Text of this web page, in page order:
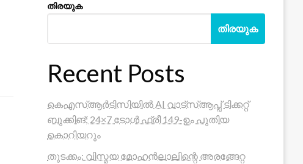
തിരയുക
തിരയുക
Recent Posts
കെഎസ്ആർടിസിയിൽ AI വാട്സ്ആപ്പ് ടിക്കറ്റ്
ബുക്കിങ്; 24×7 ടോൾ ഫ്രീ 149-ഉം പുതിയ
കൊറിയറും
തുടക്കം: വിസ്മയ മോഹൻലാലിന്റെ അരങ്ങേറ്റ